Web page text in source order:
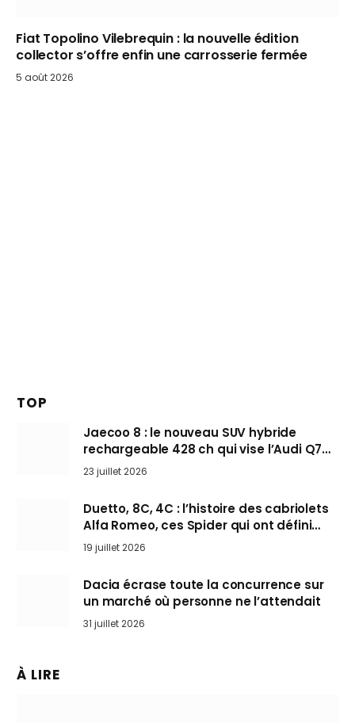
Fiat Topolino Vilebrequin : la nouvelle édition
collector s’offre enfin une carrosserie fermée
5 août 2026
TOP
Jaecoo 8 : le nouveau SUV hybride
rechargeable 428 ch qui vise l’Audi Q7
arrive en Europe cet automne
23 juillet 2026
Duetto, 8C, 4C : l’histoire des cabriolets
Alfa Romeo, ces Spider qui ont défini
l’art de rouler cheveux au vent
19 juillet 2026
Dacia écrase toute la concurrence sur
un marché où personne ne l’attendait
31 juillet 2026
À LIRE